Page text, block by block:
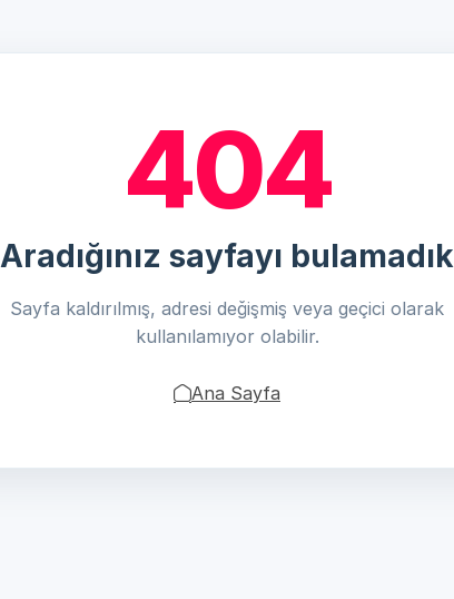
404
Aradığınız sayfayı bulamadık
Sayfa kaldırılmış, adresi değişmiş veya geçici olarak
kullanılamıyor olabilir.
Ana Sayfa